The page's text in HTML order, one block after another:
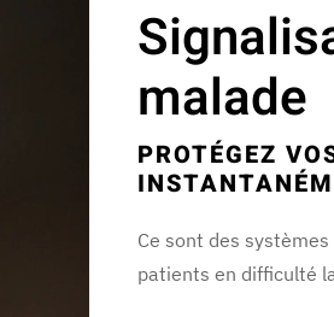
malade
PROTÉGEZ
Ce sont des
patients en difficulté